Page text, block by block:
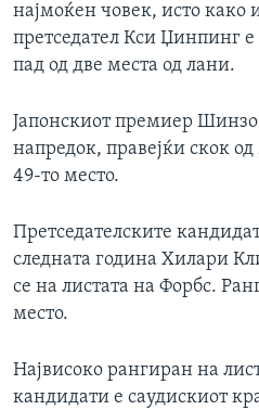
најмоќен човек, исто како
претседател Кси Џинпинг е
пад од две места од лани.
Јапонскиот премиер
напредок, правејќи скок
49-то место.
Претседателските
следната година Хилари
се на листата на Форбс.
место.
Највисоко рангиран на
кандидати е саудискиот